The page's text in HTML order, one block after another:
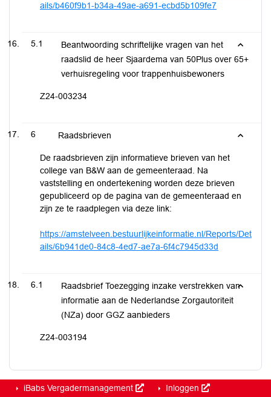
ails/b460f9b1-b34a-49ae-a691-ecbd5b109fe7
5.1
Beantwoording schriftelijke vragen van het
raadslid de heer Sjaardema van 50Plus over 65+
verhuisregeling voor trappenhuisbewoners
Z24-003234
6 Raadsbrieven
De raadsbrieven zijn informatieve brieven van het
college van B&W aan de gemeenteraad. Na
vaststelling en ondertekening worden deze brieven
gepubliceerd op de pagina van de gemeenteraad en
zijn ze te raadplegen via deze link:
https://amstelveen.bestuurlijkeinformatie.nl/Reports/Det
ails/6b941de0-84c8-4ed7-ae7a-6f4c7945d33d
6.1
Raadsbrief Toezegging inzake verstrekken van
informatie aan de Nederlandse Zorgautoriteit
(NZa) door GGZ aanbieders
Z24-003194
iBabs Vergadermanagement Inloggen